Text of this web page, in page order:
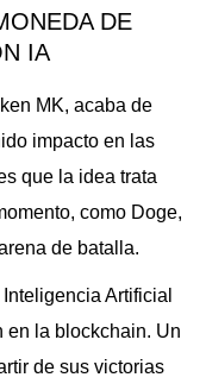
DE
IA
MK, acaba de
impacto en las
que la idea trata
como Doge,
de batalla.
Artificial
en la blockchain. Un
de sus victorias